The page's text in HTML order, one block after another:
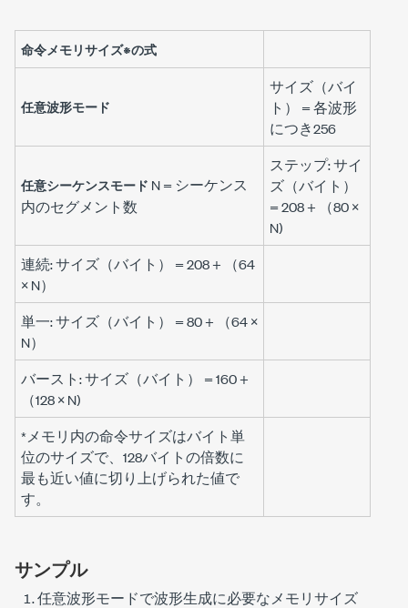
命令メモリサイズ*の式
任意波形モード
サイズ（バイ
ト） = 各波形
につき256
任意シーケンスモード N= シーケンス
内のセグメント数
ステップ: サイ
ズ（バイト）
= 208 + （80 ×
N)
連続: サイズ（バイト） = 208 + （64
×N）
単一: サイズ（バイト） = 80 + （64 ×
N）
バースト: サイズ（バイト） = 160 +
（128 ×N)
*メモリ内の命令サイズはバイト単
位のサイズで、128バイトの倍数に
最も近い値に切り上げられた値で
す。
サンプル
任意波形モードで波形生成に必要なメモリサイズ